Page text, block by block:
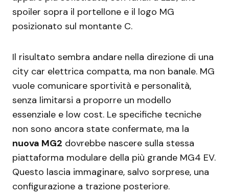
spoiler sopra il portellone e il logo MG
posizionato sul montante C.
Il risultato sembra andare nella direzione di una
city car elettrica compatta, ma non banale. MG
vuole comunicare sportività e personalità,
senza limitarsi a proporre un modello
essenziale e low cost. Le specifiche tecniche
non sono ancora state confermate, ma la
nuova MG2 dovrebbe nascere sulla stessa
piattaforma modulare della più grande MG4 EV.
Questo lascia immaginare, salvo sorprese, una
configurazione a trazione posteriore.